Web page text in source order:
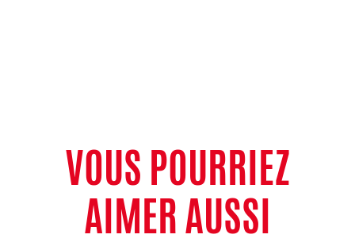
VOUS POURRIEZ
AIMER AUSSI